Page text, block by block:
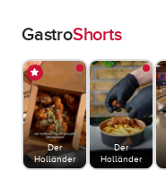
GastroShorts
Der
Holländer
Der
Holländer